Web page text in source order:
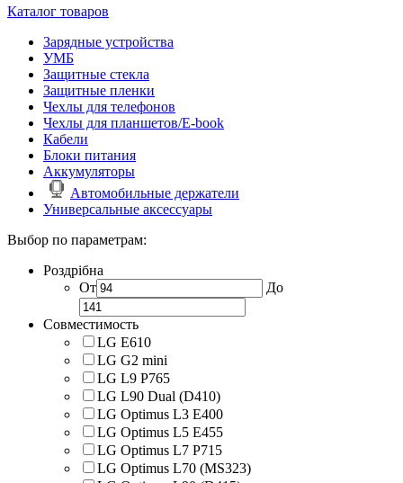
Каталог товаров
Зарядные устройства
УМБ
Защитные стекла
Защитные пленки
Чехлы для телефонов
Чехлы для планшетов/E-book
Кабели
Блоки питания
Аккумуляторы
Автомобильные держатели
Универсальные аксессуары
Выбор по параметрам:
Роздрібна
От
До
Совместимость
LG E610
LG G2 mini
LG L9 P765
LG L90 Dual (D410)
LG Optimus L3 E400
LG Optimus L5 E455
LG Optimus L7 P715
LG Optimus L70 (MS323)